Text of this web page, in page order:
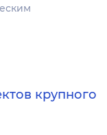
крупного